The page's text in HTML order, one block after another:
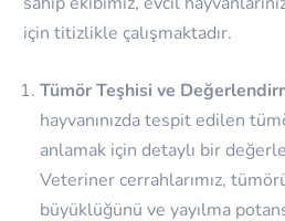
için titizlikle çalışmaktadır.
Tümör Teşhisi ve
hayvanınızda tespit edilen
anlamak için detaylı bir
Veteriner cerrahlarımız,
büyüklüğünü ve yayılma